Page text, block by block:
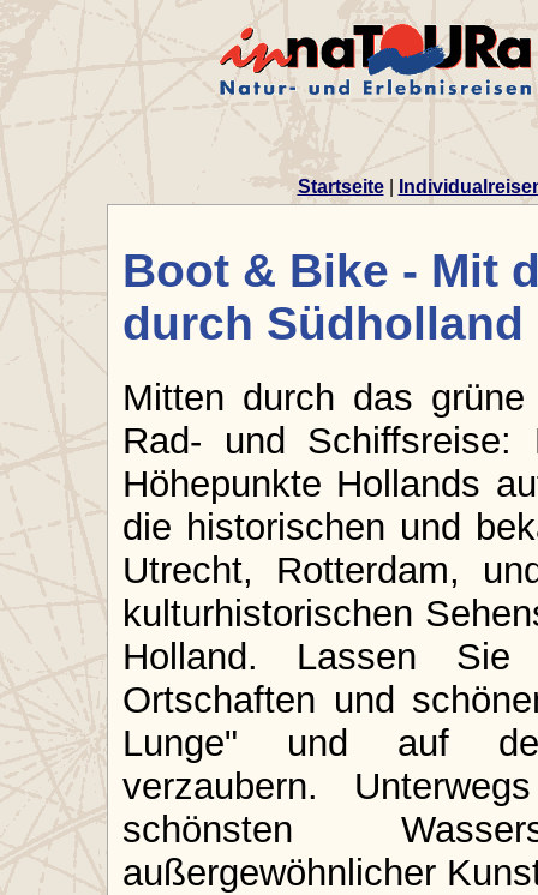
Startseite|
Boot & Bike - Mit
durch Südholland
Mitten durch das
Rad- und Schiffsreise:
Höhepunkte Hollands
die historischen und
Utrecht, Rotterdam,
kulturhistorischen
Holland. Lassen
Ortschaften und
Lunge" und auf der
verzaubern.
schönsten
außergewöhnlicher